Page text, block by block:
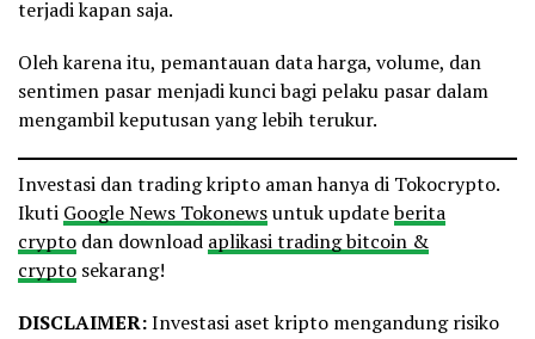
terjadi kapan saja.
Oleh karena itu, pemantauan data harga, volume, dan
sentimen pasar menjadi kunci bagi pelaku pasar dalam
mengambil keputusan yang lebih terukur.
Investasi dan trading kripto aman hanya di Tokocrypto.
Ikuti Google News Tokonewsuntuk updateberita
crypto dan download aplikasi trading bitcoin &
crypto sekarang!
DISCLAIMER:Investasi aset kripto mengandung risiko